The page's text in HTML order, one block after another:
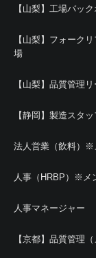
【山梨】工場バッ
【山梨】フォーク
場
【山梨】品質管理
【静岡】製造スタ
法人営業（飲料）※
人事（HRBP）※メ
人事マネージャー
【京都】品質管理